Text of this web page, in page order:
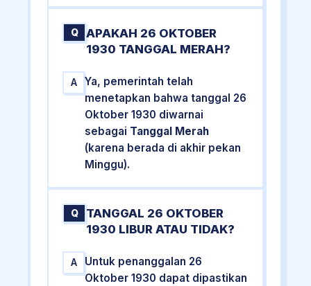
Q
APAKAH 26 OKTOBER
1930 TANGGAL MERAH?
A
Ya, pemerintah telah
menetapkan bahwa tanggal 26
Oktober 1930 diwarnai
sebagai Tanggal Merah
(karena berada di akhir pekan
Minggu).
Q
TANGGAL 26 OKTOBER
1930 LIBUR ATAU TIDAK?
A
Untuk penanggalan 26
Oktober 1930 dapat dipastikan